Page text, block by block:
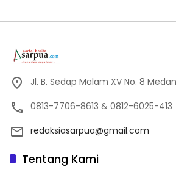
Jl. B. Sedap Malam XV No. 8
0813-7706-8613 & 0812-6025-413
redaksiasarpua@gmail.com
Tentang Kami